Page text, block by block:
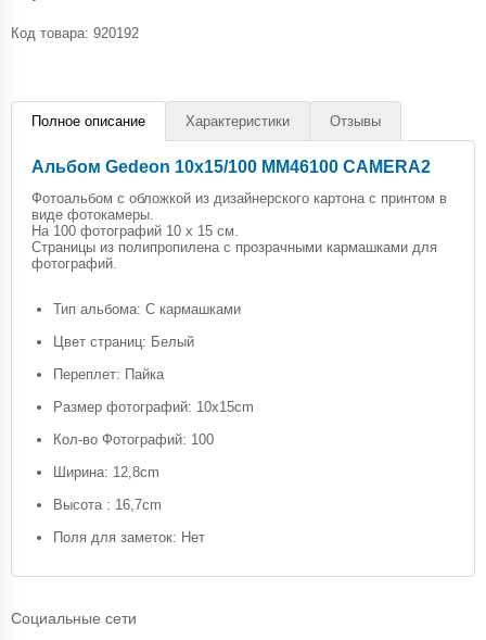
Код товара: 920192
Полное описание Характеристики Отзывы
Альбом Gedeon 10х15/100 MM46100 CAMERA2
Фотоальбом с обложкой из дизайнерского картона с принтом в
виде фотокамеры.
На 100 фотографий 10 х 15 см.
Страницы из полипропилена с прозрачными кармашками для
фотографий.
Тип альбома: С кармашками
Цвет страниц: Белый
Переплет: Пайка
Размер фотографий: 10x15cm
Кол-во Фотографий: 100
Ширина: 12,8cm
Высота : 16,7cm
Поля для заметок: Нет
Социальные сети